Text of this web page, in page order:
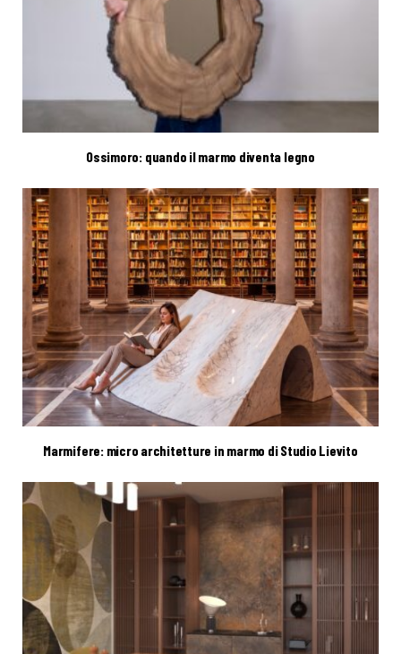
Ossimoro: quando il marmo diventa legno
Marmifere: micro architetture in marmo di Studio Lievito